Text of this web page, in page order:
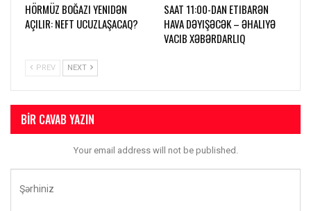
HÖRMÜZ BOĞAZI YENIDƏN
AÇILIR: NEFT UCUZLAŞACAQ?
SAAT 11:00-DAN ETIBARƏN
HAVA DƏYIŞƏCƏK – ƏHALIYƏ
VACIB XƏBƏRDARLIQ
PREV NEXT
BIR CAVAB YAZIN
Your email address will not be published.